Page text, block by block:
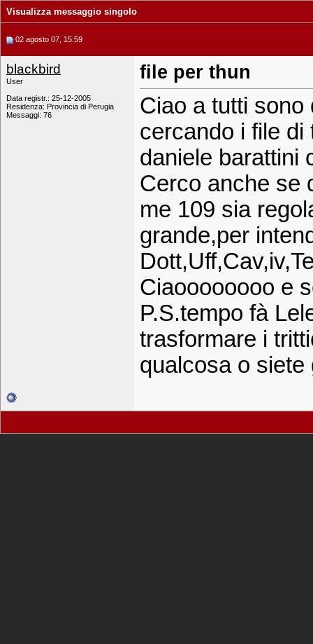
Visualizza messaggio singolo
02 agosto 07, 15:59
blackbird
User
Data registr.: 25-12-2005
Residenza: Provincia di Perugia
Messaggi: 76
file per thun
Ciao a tutti sono
cercando i file di
daniele barattini
Cerco anche se
me 109 sia
grande,per
Ciaoooooooo e
P.S.tempo fà
trasformare i
qualcosa o siete